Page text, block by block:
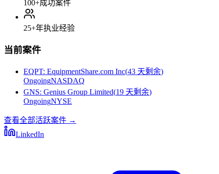
100+成功案件
25+年执业经验
当前案件
EQPT: EquipmentShare.com Inc(43 天剩余)
OngoingNASDAQ
GNS: Genius Group Limited(19 天剩余)
OngoingNYSE
查看全部活跃案件 →
LinkedIn